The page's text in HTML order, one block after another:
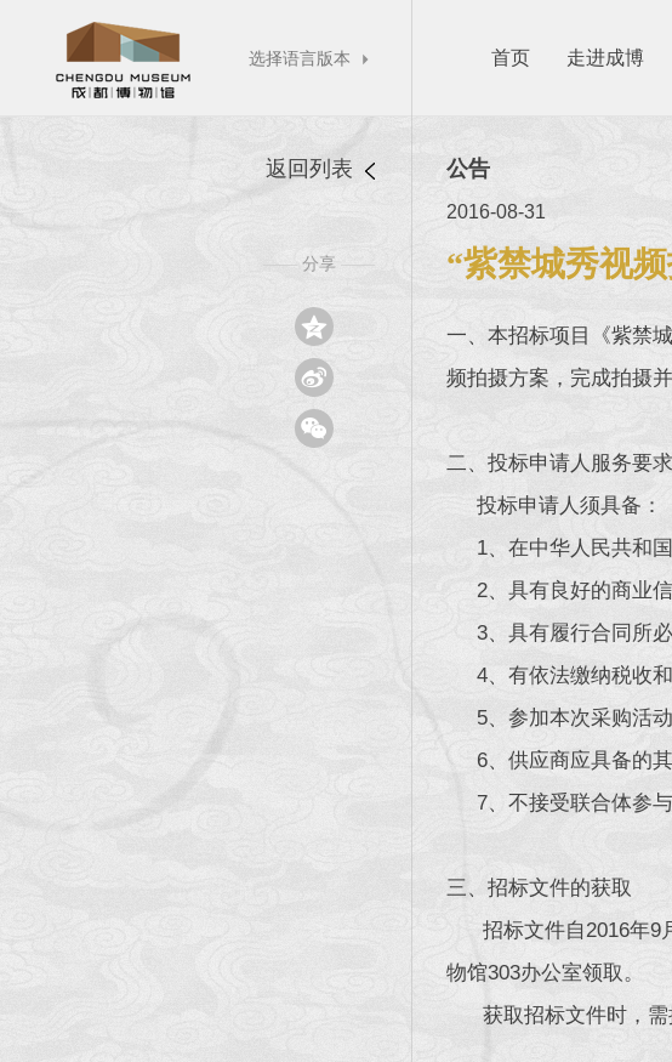
选择语言版本  首页 走进成博
返回列表
—— 分享 ——



公告
2016-08-31
“紫禁城秀视
一、本招标项目《紫禁
频拍摄方案，完成拍摄
二、投标申请人服务要求
投标申请人须具备：
1、在中华人民共和国
2、具有良好的商业信
3、具有履行合同所必
4、有依法缴纳税收和
5、参加本次采购活动
6、供应商应具备的其
7、不接受联合体参与
三、招标文件的获取
招标文件自2016年9月
物馆303办公室领取。
获取招标文件时，需